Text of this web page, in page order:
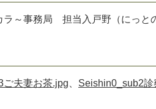
ラ～事務局 担当入戸野（にっ
ご夫妻お茶.jpg
Seishin0_sub2診